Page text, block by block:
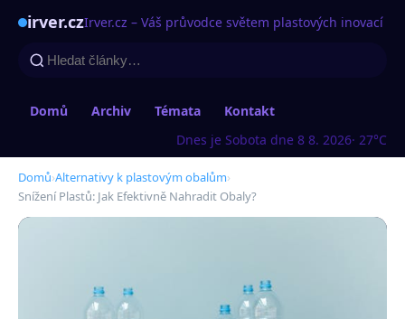
irver.czIrver.cz – Váš průvodce světem plastových inovací
Domů Archiv Témata
Kontakt
Dnes je Sobota dne 8 8. 2026· 27°C
Domů›Alternativy k plastovým obalům›
Snížení Plastů: Jak Efektivně Nahradit Obaly?